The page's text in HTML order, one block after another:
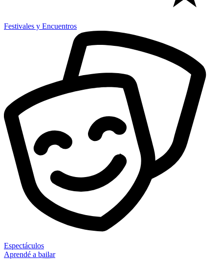
Festivales y Encuentros
Espectáculos
Aprendé a bailar